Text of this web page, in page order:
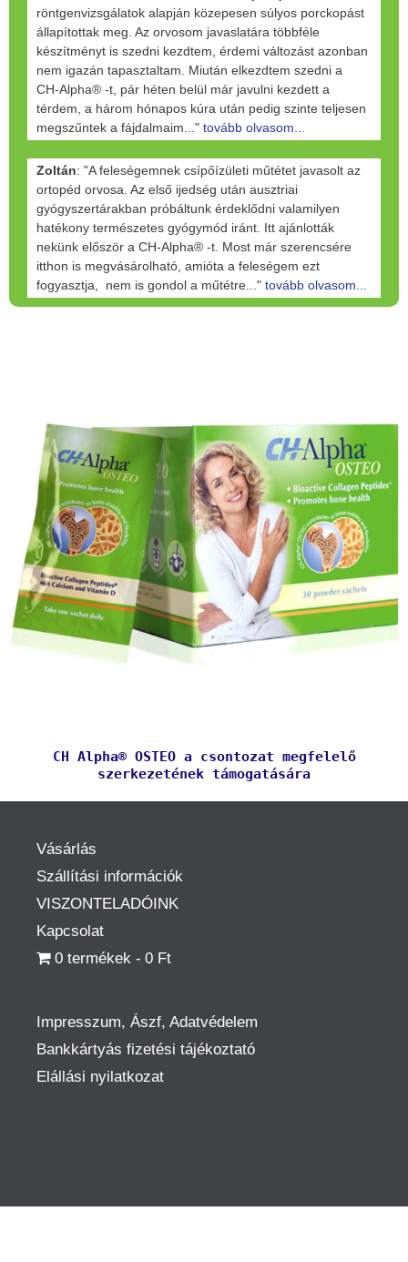
röntgenvizsgálatok alapján közepesen súlyos porckopást
állapítottak meg. Az orvosom javaslatára többféle
készítményt is szedni kezdtem, érdemi változást azonban
nem igazán tapasztaltam. Miután elkezdtem szedni a
CH-Alpha® -t, pár héten belül már javulni kezdett a
térdem, a három hónapos kúra után pedig szinte teljesen
megszűntek a fájdalmaim..." tovább olvasom...
Zoltán: "A feleségemnek csípőízületi műtétet javasolt az
ortopéd orvosa. Az első ijedség után ausztriai
gyógyszertárakban próbáltunk érdeklődni valamilyen
hatékony természetes gyógymód iránt. Itt ajánlották
nekünk először a CH-Alpha® -t. Most már szerencsére
itthon is megvásárolható, amióta a feleségem ezt
fogyasztja, nem is gondol a műtétre..." tovább olvasom...
CH Alpha® OSTEO a csontozat megfelelő
szerkezetének támogatására
Vásárlás
Szállítási információk
VISZONTELADÓINK
Kapcsolat
0 termékek
0 Ft
Impresszum, Ászf, Adatvédelem
Bankkártyás fizetési tájékoztató
Elállási nyilatkozat